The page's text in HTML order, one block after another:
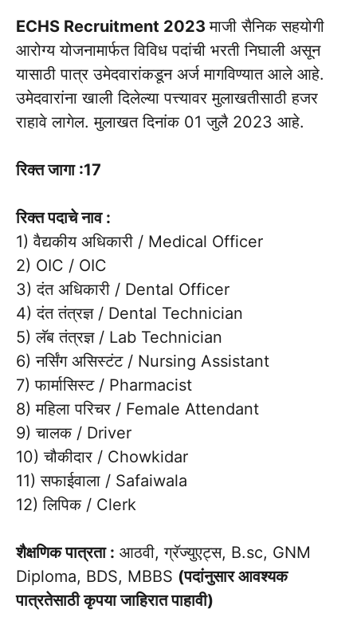
ECHS Recruitment 2023माजी सैनिक सहयोगी
आरोग्य योजनामार्फत विविध पदांची भरती निघाली असून
यासाठी पात्र उमेदवारांकडून अर्ज मागविण्यात आले आहे.
उमेदवारांना खाली दिलेल्या पत्त्यावर मुलाखतीसाठी हजर
राहावे लागेल. मुलाखत दिनांक 01 जुलै 2023 आहे.
रिक्त जागा :17
रिक्त पदाचे नाव :
1) वैद्यकीय अधिकारी / Medical Officer
2) OIC / OIC
3) दंत अधिकारी / Dental Officer
4) दंत तंत्रज्ञ / Dental Technician
5) लॅब तंत्रज्ञ / Lab Technician
6) नर्सिंग असिस्टंट / Nursing Assistant
7) फार्मासिस्ट / Pharmacist
8) महिला परिचर / Female Attendant
9) चालक / Driver
10) चौकीदार / Chowkidar
11) सफाईवाला / Safaiwala
12) लिपिक / Clerk
शैक्षणिक पात्रता : आठवी, ग्रॅज्युएट्स, B.sc, GNM
Diploma, BDS, MBBS (पदांनुसार आवश्यक
पात्रतेसाठी कृपया जाहिरात पाहावी)